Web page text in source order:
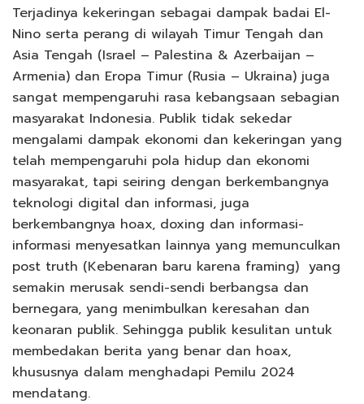
Terjadinya kekeringan sebagai dampak badai El-
Nino serta perang di wilayah Timur Tengah dan
Asia Tengah (Israel – Palestina & Azerbaijan –
Armenia) dan Eropa Timur (Rusia – Ukraina) juga
sangat mempengaruhi rasa kebangsaan sebagian
masyarakat Indonesia. Publik tidak sekedar
mengalami dampak ekonomi dan kekeringan yang
telah mempengaruhi pola hidup dan ekonomi
masyarakat, tapi seiring dengan berkembangnya
teknologi digital dan informasi, juga
berkembangnya hoax, doxing dan informasi-
informasi menyesatkan lainnya yang memunculkan
post truth (Kebenaran baru karena framing) yang
semakin merusak sendi-sendi berbangsa dan
bernegara, yang menimbulkan keresahan dan
keonaran publik. Sehingga publik kesulitan untuk
membedakan berita yang benar dan hoax,
khususnya dalam menghadapi Pemilu 2024
mendatang.